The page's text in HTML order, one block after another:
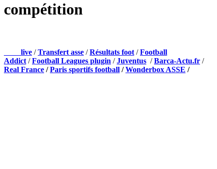
compétition
live /Transfert asse /Résultats foot /Football
Addict /Football Leagues plugin /Juventus /Barca-Actu.fr /
Real France /Paris sportifs football /Wonderbox ASSE /